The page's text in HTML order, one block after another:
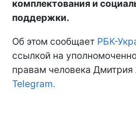
комплектования и
поддержки.
Об этом сообщает РБК-
ссылкой на
правам человека Дмитрия
Telegram.